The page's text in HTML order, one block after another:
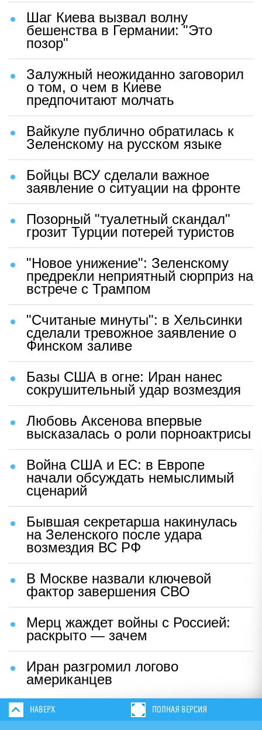
Шаг Киева вызвал волну
бешенства в Германии: "Это
позор"
Залужный неожиданно заговорил
о том, о чем в Киеве
предпочитают молчать
Вайкуле публично обратилась к
Зеленскому на русском языке
Бойцы ВСУ сделали важное
заявление о ситуации на фронте
Позорный "туалетный скандал"
грозит Турции потерей туристов
"Новое унижение": Зеленскому
предрекли неприятный сюрприз на
встрече с Трампом
"Считаные минуты": в Хельсинки
сделали тревожное заявление о
Финском заливе
Базы США в огне: Иран нанес
сокрушительный удар возмездия
Любовь Аксенова впервые
высказалась о роли порноактрисы
Война США и ЕС: в Европе
начали обсуждать немыслимый
сценарий
Бывшая секретарша накинулась
на Зеленского после удара
возмездия ВС РФ
В Москве назвали ключевой
фактор завершения СВО
Мерц жаждет войны с Россией:
раскрыто — зачем
Иран разгромил логово
американцев
НАВЕРХ ПОЛНАЯ ВЕРСИЯ